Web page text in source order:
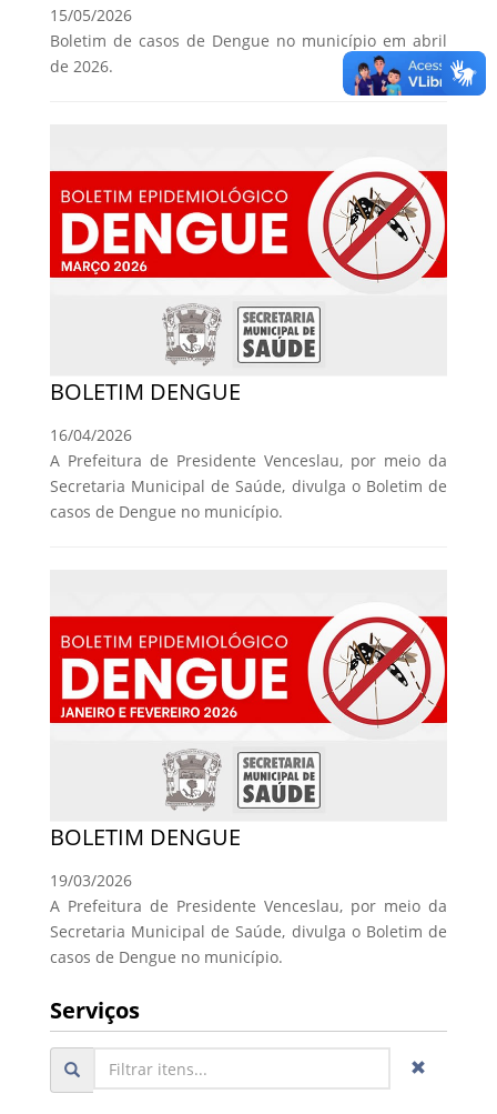
15/05/2026
Boletim de casos de Dengue no município em abril
de 2026.
BOLETIM DENGUE
16/04/2026
A Prefeitura de Presidente Venceslau, por meio da
Secretaria Municipal de Saúde, divulga o Boletim de
casos de Dengue no município.
BOLETIM DENGUE
19/03/2026
A Prefeitura de Presidente Venceslau, por meio da
Secretaria Municipal de Saúde, divulga o Boletim de
casos de Dengue no município.
Serviços